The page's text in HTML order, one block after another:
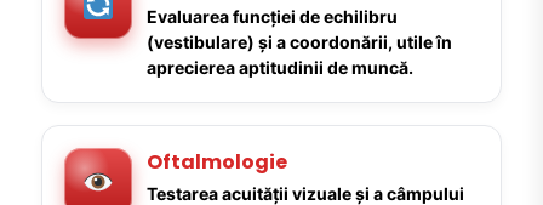
Evaluarea funcției de echilibru
(vestibulare) și a coordonării, utile în
aprecierea aptitudinii de muncă.
Oftalmologie
Testarea acuității vizuale și a câmpului